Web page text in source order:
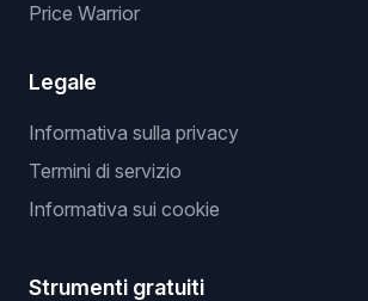
Price Warrior
Legale
Informativa sulla privacy
Termini di servizio
Informativa sui cookie
Strumenti gratuiti